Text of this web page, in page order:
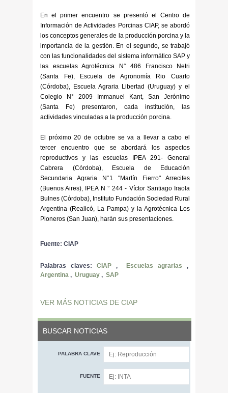
En el primer encuentro se presentó el Centro de
Información de Actividades Porcinas CIAP, se abordó
los conceptos generales de la producción porcina y la
importancia de la gestión. En el segundo, se trabajó
con las funcionalidades del sistema informático SAP y
las escuelas Agrotécnica N° 486 Francisco Netri
(Santa Fe), Escuela de Agronomía Rio Cuarto
(Córdoba), Escuela Agraria Libertad (Uruguay) y el
Colegio N° 2009 Immanuel Kant, San Jerónimo
(Santa Fe) presentaron, cada institución, las
actividades vinculadas a la producción porcina.
El próximo 20 de octubre se va a llevar a cabo el
tercer encuentro que se abordará los aspectos
reproductivos y las escuelas IPEA 291- General
Cabrera (Córdoba), Escuela de Educación
Secundaria Agraria N°1 "Martín Fierro" Arrecifes
(Buenos Aires), IPEA N ° 244 - Víctor Santiago Iraola
Bulnes (Córdoba), Instituto Fundación Sociedad Rural
Argentina (Realicó, La Pampa) y la Agrotécnica Los
Pioneros (San Juan), harán sus presentaciones.
Fuente: CIAP
Palabras claves: CIAP, Escuelas agrarias ,
Argentina , Uruguay , SAP
VER MÁS NOTICIAS DE CIAP
BUSCAR NOTICIAS
PALABRA CLAVE
FUENTE